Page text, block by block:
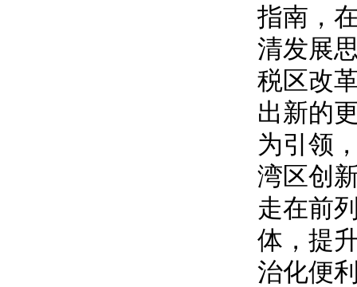
指南，
清发展
税区改
出新的
为引领
湾区创
走在前
体，提
治化便